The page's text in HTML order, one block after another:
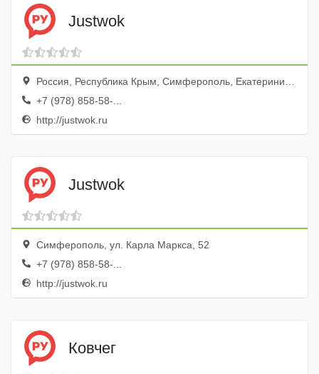
Justwok
Россия, Республика Крым, Симферополь, Екатерининская улица, 52
+7 (978) 858-58-...
http://justwok.ru
Justwok
Симферополь, ул. Карла Маркса, 52
+7 (978) 858-58-...
http://justwok.ru
Ковчег